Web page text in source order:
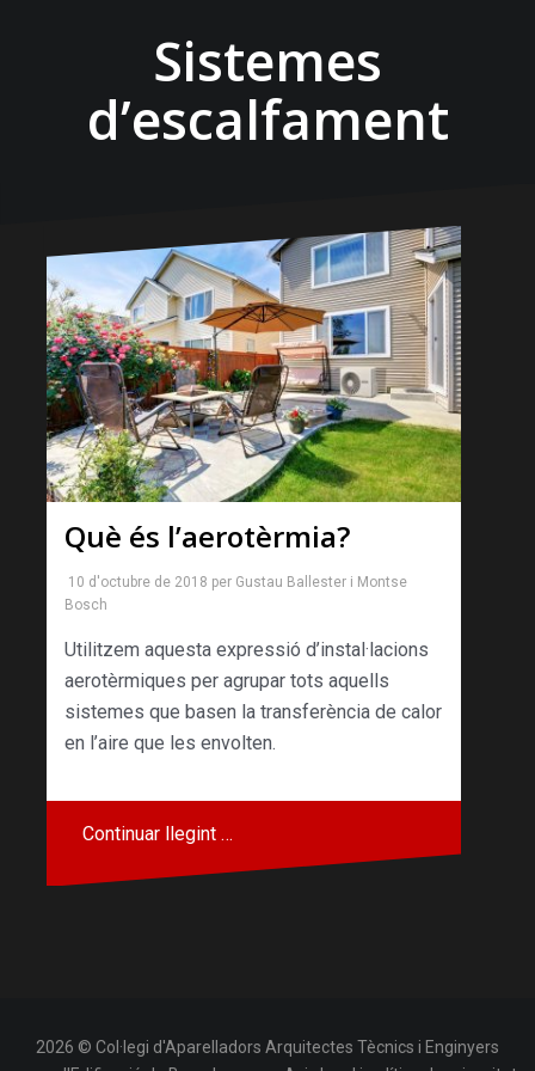
Sistemes
d’escalfament
Què és l’aerotèrmia?
10 d'octubre de 2018 per Gustau Ballester i Montse
Bosch
Utilitzem aquesta expressió d’instal·lacions
aerotèrmiques per agrupar tots aquells
sistemes que basen la transferència de calor
en l’aire que les envolten.
Continuar llegint …
2026 © Col·legi d'Aparelladors Arquitectes Tècnics i Enginyers